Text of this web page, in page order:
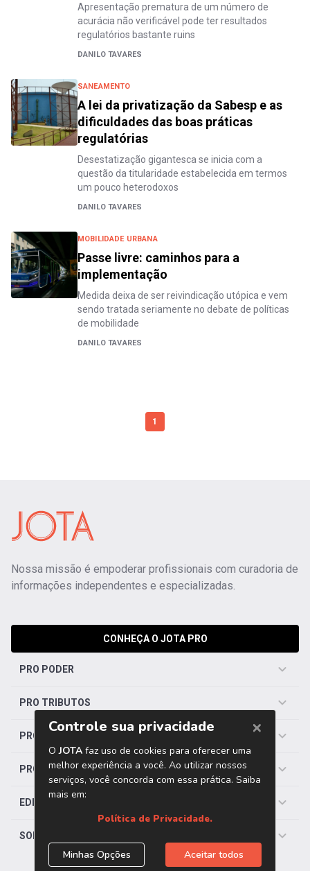
Apresentação prematura de um número de
acurácia não verificável pode ter resultados
regulatórios bastante ruins
DANILO TAVARES
SANEAMENTO
A lei da privatização da Sabesp e as
dificuldades das boas práticas
regulatórias
Desestatização gigantesca se inicia com a
questão da titularidade estabelecida em termos
um pouco heterodoxos
DANILO TAVARES
MOBILIDADE URBANA
Passe livre: caminhos para a
implementação
Medida deixa de ser reivindicação utópica e vem
sendo tratada seriamente no debate de políticas
de mobilidade
DANILO TAVARES
1
Nossa missão é empoderar profissionais com curadoria de
informações independentes e especializadas.
CONHEÇA O JOTA PRO
PRO PODER
PRO TRIBUTOS
PRO TRABALHISTA
PRO SAÚDE
EDITORIAS
SOBRE O JOTA